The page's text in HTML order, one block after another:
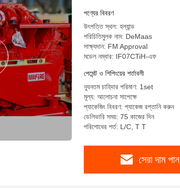
পণ্যের বিবরণ
উৎপত্তি স্থল: হল্যান্ড
পরিচিতিমুলক নাম: DeMaas
সাক্ষ্যদান: FM Approval
মডেল নম্বার: IF07CTiH-এফ
পেমেন্ট ও শিপিংয়ের শর্তাবলী
ন্যূনতম চাহিদার পরিমাণ: 1set
মূল্য: আলোচনা সাপেক্ষে
প্যাকেজিং বিবরণ: প্যাকেজ রপ্তানি করুন
ডেলিভারি সময়: 75 কাজের দিন
পরিশোধের শর্ত: L/C, T T
সেরা দাম পান